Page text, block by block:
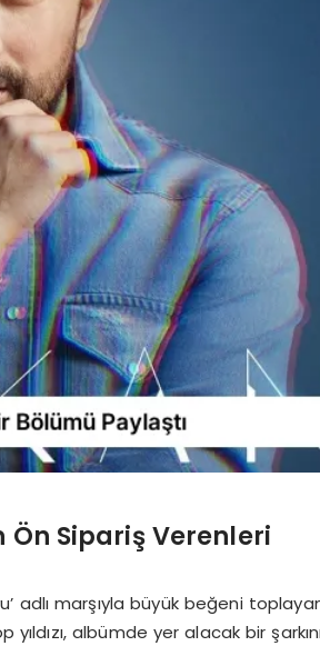
Ön Sipariş Verenleri
adlı marşıyla büyük beğeni
albümde yer alacak bir